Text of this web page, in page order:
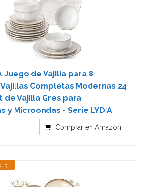
Juego de Vajilla para 8
Completas Modernas 24
de Vajilla Gres para
y Microondas - Serie LYDIA
Comprar en Amazon
3